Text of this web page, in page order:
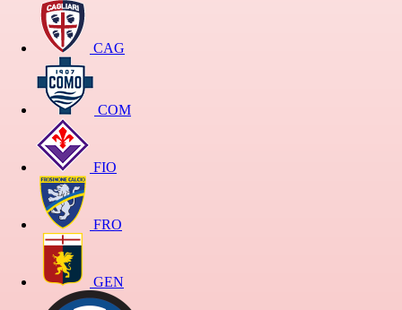
CAG
COM
FIO
FRO
GEN